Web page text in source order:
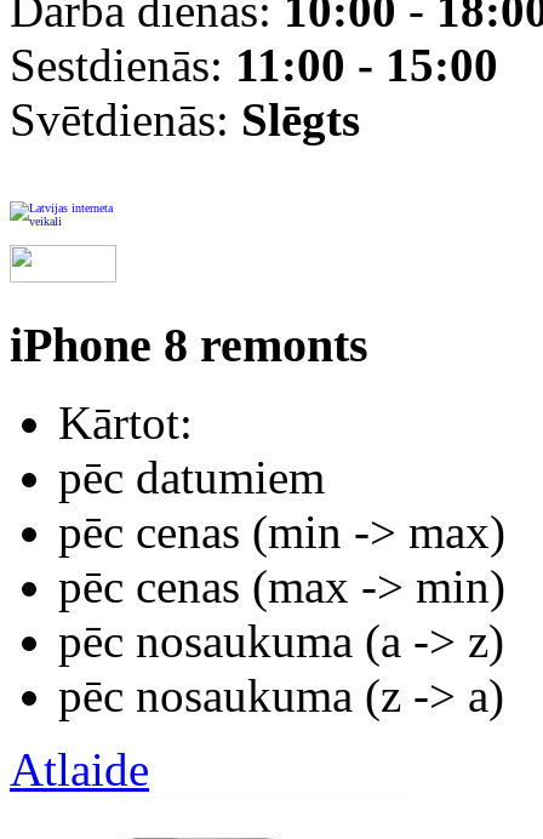
Sestdienās: 11:00 - 15:00
Svētdienās: Slēgts
iPhone 8 remonts
Kārtot:
pēc datumiem
pēc cenas (min -> max)
pēc cenas (max -> min)
pēc nosaukuma (а -> z)
pēc nosaukuma (z -> а)
Atlaide